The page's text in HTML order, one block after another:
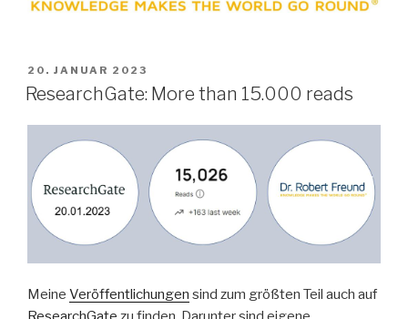
VERÖFFENTLICHT
AM
20. JANUAR 2023
ResearchGate: More than 15.000 reads
Meine Veröffentlichungen sind zum größten Teil auch auf